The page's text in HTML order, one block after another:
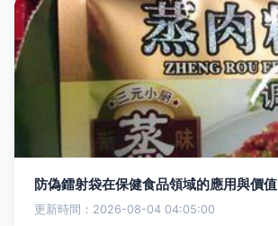
防偽鐳射袋在保健食品領域的應用與價值
更新時間：2026-08-04 04:05:00